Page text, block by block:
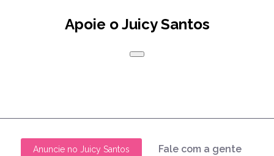
Apoie o Juicy Santos
Anuncie no Juicy Santos Fale com a gente